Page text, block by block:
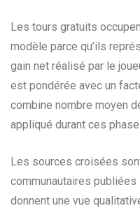
Les tours gratuits
modèle parce qu’ils
gain net réalisé par le
est pondérée avec un
combine nombre moyen
appliqué durant ces
Les sources croisées
communautaires
donnent une vue